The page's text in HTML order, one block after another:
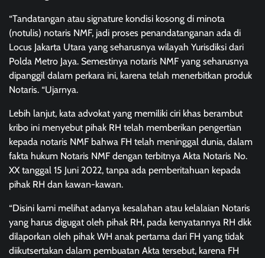
“Tandatangan atau signature kondisi kosong di minota
(notulis) notaris NMF, jadi proses penandatanganan ada di
Locus Jakarta Utara yang seharusnya wilayah Yurisdiksi dari
Polda Metro Jaya. Semestinya notaris NMF yang seharusnya
dipanggil dalam perkara ini, karena telah menerbitkan produk
Notaris. “Ujarnya.
Lebih lanjut, kata advokat yang memiliki ciri khas berambut
kribo ini menyebut pihak RH telah memberikan pengertian
kepada notaris NMF bahwa FH telah meninggal dunia, dalam
fakta hukum Notaris NMF dengan terbitnya Akta Notaris No.
XX tanggal 15 Juni 2022, tanpa ada pemberitahuan kepada
pihak RH dan kawan-kawan.
“Disini kami melihat adanya kesalahan atau kelalaian Notaris
yang harus digugat oleh pihak RH, pada kenyatannya RH dkk
dilaporkan oleh pihak WH anak pertama dari FH yang tidak
diikutsertakan dalam pembuatan Akta tersebut, karena FH